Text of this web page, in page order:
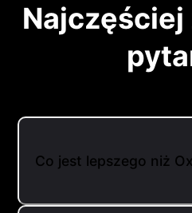
Co jest lepszego niż